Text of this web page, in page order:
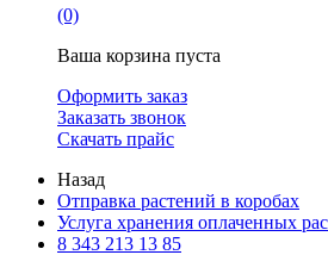
(0)
Ваша корзина пуста
Оформить заказ
Заказать звонок
Скачать прайс
Назад
Отправка растений в коробах
Услуга хранения оплаченных
8 343 213 13 85